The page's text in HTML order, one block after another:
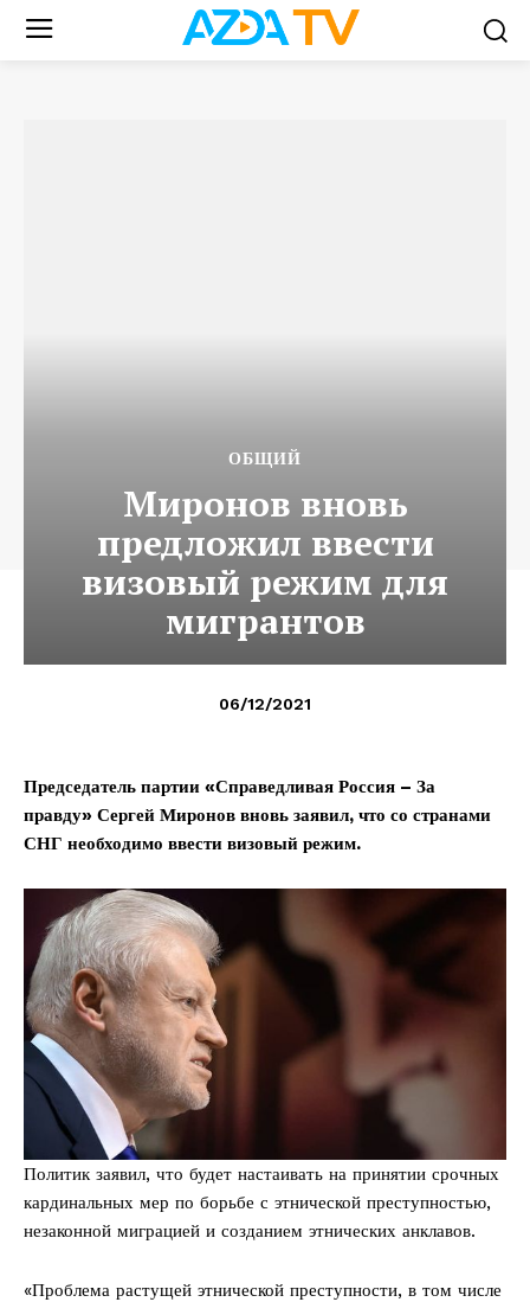
ОБЩИЙ
Миронов вновь
предложил ввести
визовый режим для
мигрантов
06/12/2021
Председатель партии «Справедливая Россия – За
правду» Сергей Миронов вновь заявил, что со странами
СНГ необходимо ввести визовый режим.
Политик заявил, что будет настаивать на принятии срочных
кардинальных мер по борьбе с этнической преступностью,
незаконной миграцией и созданием этнических анклавов.
«Проблема растущей этнической преступности, в том числе